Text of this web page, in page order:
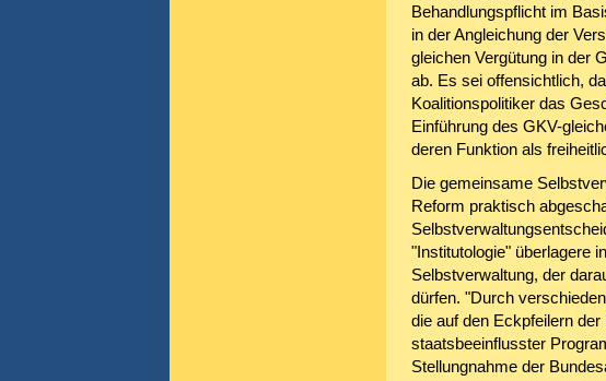
Behandlungspflicht im
in der Angleichung der
gleichen Vergütung in der
ab. Es sei offensichtlich,
Koalitionspolitiker das
Einführung des GKV-
deren Funktion als
Die gemeinsame
Reform praktisch
"Institutologie" überlagere
Selbstverwaltung, der
dürfen. "Durch
die auf den Eckpfeilern
staatsbeeinflusster
Stellungnahme der